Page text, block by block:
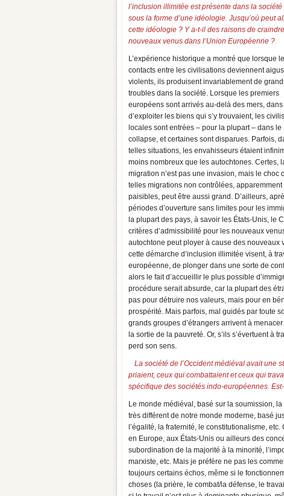
l’inclusion illimitée est présente dans la société
sous la forme d’une idéologie. Jusqu’où peut
cette idéologie ? Y a-t-il des raisons de
nouveaux venus dans l’Union Européenne ?
L’expérience historique a montré que lorsque
contacts entre les civilisations deviennent
violents, ils produisent invariablement de
troubles dans la société. Lorsque les premiers
européens sont arrivés au-delà des mers,
d’exploiter les biens qui s’y trouvaient, les
locales sont entrées – pour la plupart – dans le
collapse, et certaines sont disparues. Parfois,
telles situations, les envahisseurs étaient
moins nombreux que les autochtones. Certes,
migration n’est pas une invasion, mais le choc
telles migrations non contrôlées, apparemment
paisibles, peut être aussi grand. D’ailleurs,
périodes d’ouverture sans limites pour les
la plupart des pays, à savoir les États-Unis, le
critères d’admissibilité pour les nouveaux
autochtone peut ployer à cause des nouveaux
cette démarche d’inclusion illimitée visent, à
européenne, de plonger dans une sorte de
alors le fait d’accueillir le plus possible
procédure serait absurde, car la plupart des
pas pour détruire nos valeurs, mais pour en
prospérité. Mais parfois, mal guidés par toute
grands groupes d’étrangers arrivent à
la sortie de la pauvreté. Or, s’ils s’évertuent à
perd son sens.
La société de l’Occident médiéval avait une
priaient, ceux qui combattaient et ceux qui
spécifique des sociétés indo-européennes.
Le monde médiéval, basé sur la soumission,
très différent de notre monde moderne, basé
l’égalité, la fraternité, le constitutionalisme,
en Europe, aux États-Unis ou ailleurs des
subordination de la majorité à la minorité,
marxiste, etc. Mais je préfère ne pas les
toujours certains échos, même si le
choses (la prière, le combat/la défense, le